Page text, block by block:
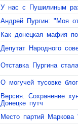
У нас с Пушилиным
Андрей Пургин: "Моя
Как донецкая мафия
Депутат Народного
Отставка Пургина
О могучей тусовке
Версия. Сохранение
Донецке путч
Место партий